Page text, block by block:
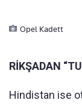
Opel Kadett
RİKŞADAN
Hindistan ise